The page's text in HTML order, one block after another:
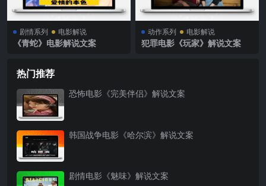
剧情系列 电影解说
《青蛇》电影解说文案
动作系列 电影解说
犯罪电影《玩家》解说文案
热门推荐
恐怖电影《完美伴侣》解说文案
韩国战争电影《哈尔滨》解说文案
剧情电影《魅味》解说文案